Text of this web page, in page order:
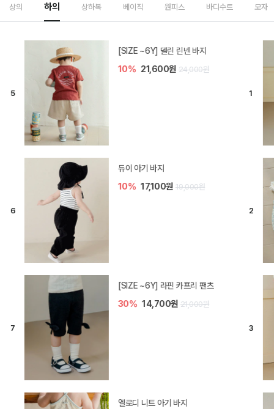
상의 하의 상하복 베이직 원피스 바디수트 모자
밀라 아기 셋업
20% 35,200원 44,000원
브렌 아기 블라우스 세트
10% 36,900원 41,000원
[SIZE ~6Y] 오뎃 라운지웨어
10% 20,700원 23,000원
[SIZE ~6Y] 블룸 플리츠 쓰리피스